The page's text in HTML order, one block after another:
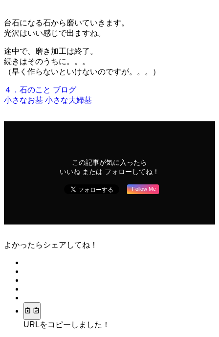
台石になる石から磨いていきます。
光沢はいい感じで出ますね。
途中で、磨き加工は終了。
続きはそのうちに。。。
（早く作らないといけないのですが。。。）
４．石のこと ブログ
小さなお墓 小さな夫婦墓
この記事が気に入ったら
いいね または フォローしてね！
Follow Me
よかったらシェアしてね！
URLをコピーしました！